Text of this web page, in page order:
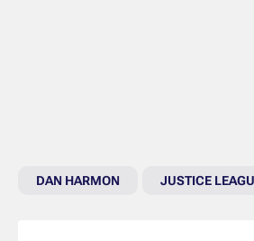
DAN HARMON JUSTICE